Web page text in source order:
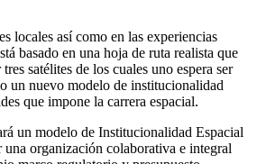
locales así como en las experiencias
basado en una hoja de ruta realista que
satélites de los cuales uno espera ser
un nuevo modelo de institucionalidad
que impone la carrera espacial.
un modelo de Institucionalidad Espacial
una organización colaborativa e integral